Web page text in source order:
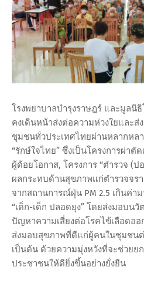
โรงพยาบาลบำรุงราษฎร์ และมูลนิ
คงเดินหน้าส่งต่อความห่วงใยและ
ชุมชนทั่วประเทศไทยผ่านหลากหล
“รักษ์ใจไทย” ซึ่งเป็นโครงการผ่าตั
ผู้ด้อยโอกาส, โครงการ “ตำรวจ (ป
ผลกระทบด้านสุขภาพแก่ตำรวจจร
จากสถานการณ์ฝุ่น PM 2.5 เกินค่า
“เด็ก-เด็ก ปลอดยุง” โดยส่งมอบนวั
ปัญหาความเสี่ยงต่อโรคไข้เลือดอ
ส่งมอบสุขภาพที่ดีแก่ผู้คนในชุมชนต่
เป็นต้น ด้วยความมุ่งหวังที่จะช่วย
ประชาชนให้ดียิ่งขึ้นอย่างยั่งยืน